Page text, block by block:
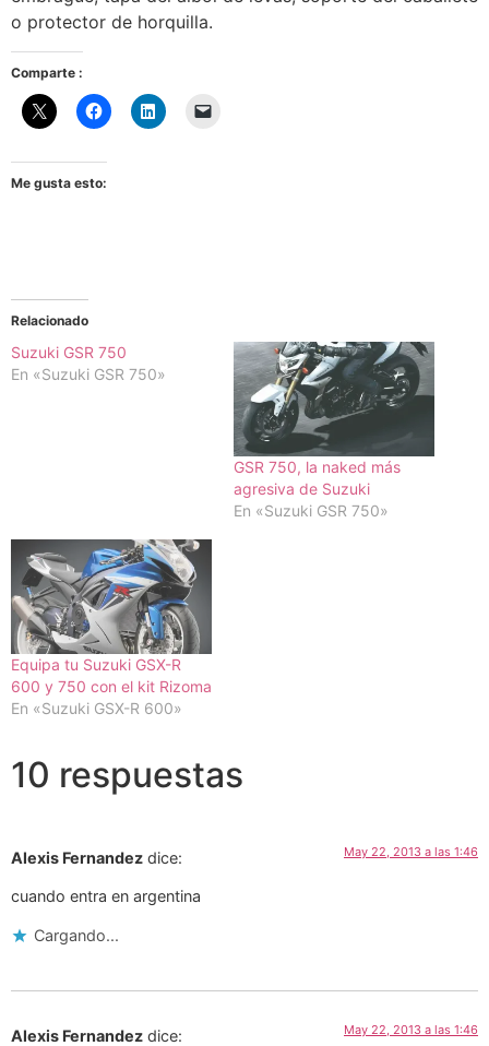
o protector de horquilla.
Comparte :
Me gusta esto:
Relacionado
Suzuki GSR 750
En «Suzuki GSR 750»
GSR 750, la naked más
agresiva de Suzuki
En «Suzuki GSR 750»
Equipa tu Suzuki GSX-R
600 y 750 con el kit Rizoma
En «Suzuki GSX-R 600»
10 respuestas
Alexis Fernandez dice: May 22, 2013 a las 1:46
cuando entra en argentina
Cargando...
Alexis Fernandez dice: May 22, 2013 a las 1:46